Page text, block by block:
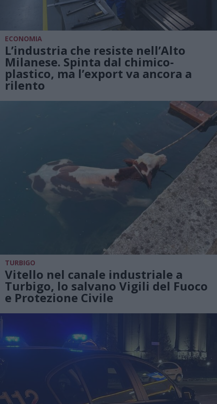
ECONOMIA
L’industria che resiste nell’Alto
Milanese. Spinta dal chimico-
plastico, ma l’export va ancora a
rilento
TURBIGO
Vitello nel canale industriale a
Turbigo, lo salvano Vigili del Fuoco
e Protezione Civile